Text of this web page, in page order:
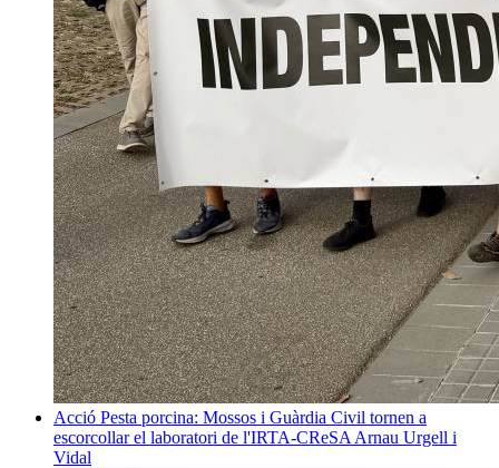
Acció Pesta porcina: Mossos i Guàrdia Civil tornen a
escorcollar el laboratori de l'IRTA-CReSA Arnau Urgell i
Vidal